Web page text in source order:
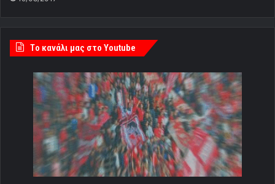
Tο κανάλι μας στο Youtube